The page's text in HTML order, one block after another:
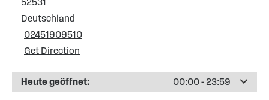
52531
Deutschland
02451909510
Get Direction
Heute geöffnet: 00:00 - 23:59